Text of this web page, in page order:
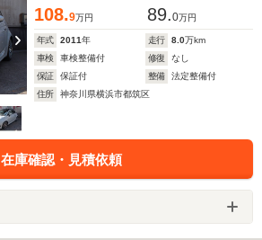
108.9万円 89.0万円
年式 2011年 走行 8.0万km
車検
車検整備付 修復
なし
保証
保証付 整備
法定整備付
住所
神奈川県横浜市都筑区
在庫確認・見積依頼